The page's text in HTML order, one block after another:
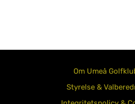
Om Umeå
Styrelse &